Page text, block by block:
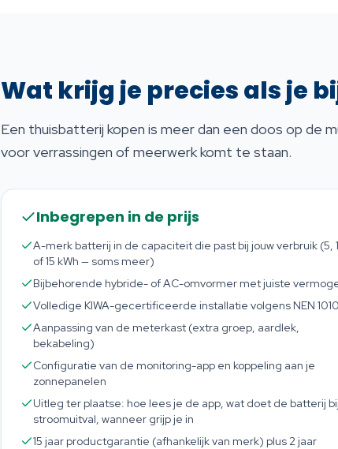
Wat krijg je precies als je
Een thuisbatterij kopen is meer dan een doos op de
voor verrassingen of meerwerk komt te staan.
Inbegrepen in de prijs
A-merk batterij in de capaciteit die past bij jouw verbruik (5,
of 15 kWh — soms meer)
Bijbehorende hybride- of AC-omvormer met juiste
Volledige KIWA-gecertificeerde installatie volgens NEN 1010
Aanpassing van de meterkast (extra groep, aardlek,
bekabeling)
Configuratie van de monitoring-app en koppeling aan je
zonnepanelen
Uitleg ter plaatse: hoe lees je de app, wat doet de batterij bij
stroomuitval, wanneer grijp je in
15 jaar productgarantie (afhankelijk van merk) plus 2 jaar